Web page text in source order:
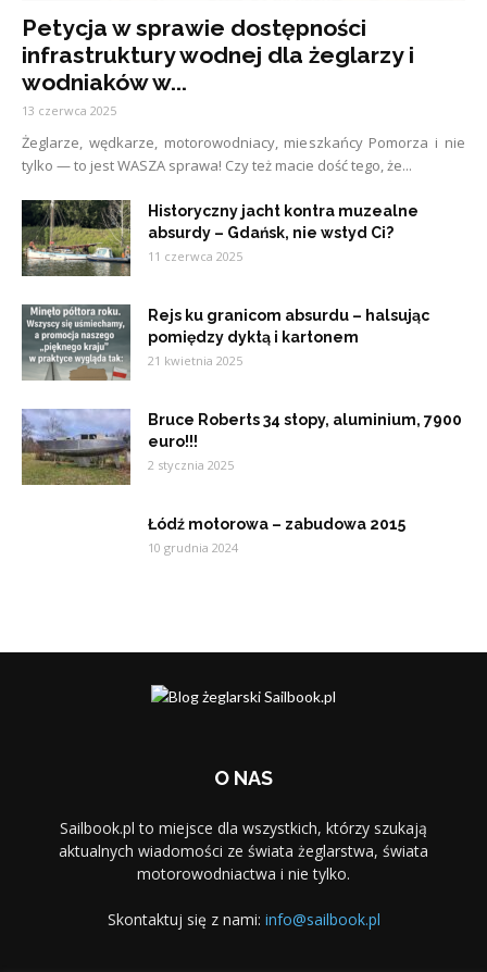
Petycja w sprawie dostępności
infrastruktury wodnej dla żeglarzy i
wodniaków w...
13 czerwca 2025
Żeglarze, wędkarze, motorowodniacy, mieszkańcy Pomorza i nie
tylko — to jest WASZA sprawa! Czy też macie dość tego, że...
Historyczny jacht kontra muzealne
absurdy – Gdańsk, nie wstyd Ci?
11 czerwca 2025
Rejs ku granicom absurdu – halsując
pomiędzy dyktą i kartonem
21 kwietnia 2025
Bruce Roberts 34 stopy, aluminium, 7900
euro!!!
2 stycznia 2025
Łódź motorowa – zabudowa 2015
10 grudnia 2024
O NAS
Sailbook.pl to miejsce dla wszystkich, którzy szukają
aktualnych wiadomości ze świata żeglarstwa, świata
motorowodniactwa i nie tylko.
Skontaktuj się z nami: info@sailbook.pl